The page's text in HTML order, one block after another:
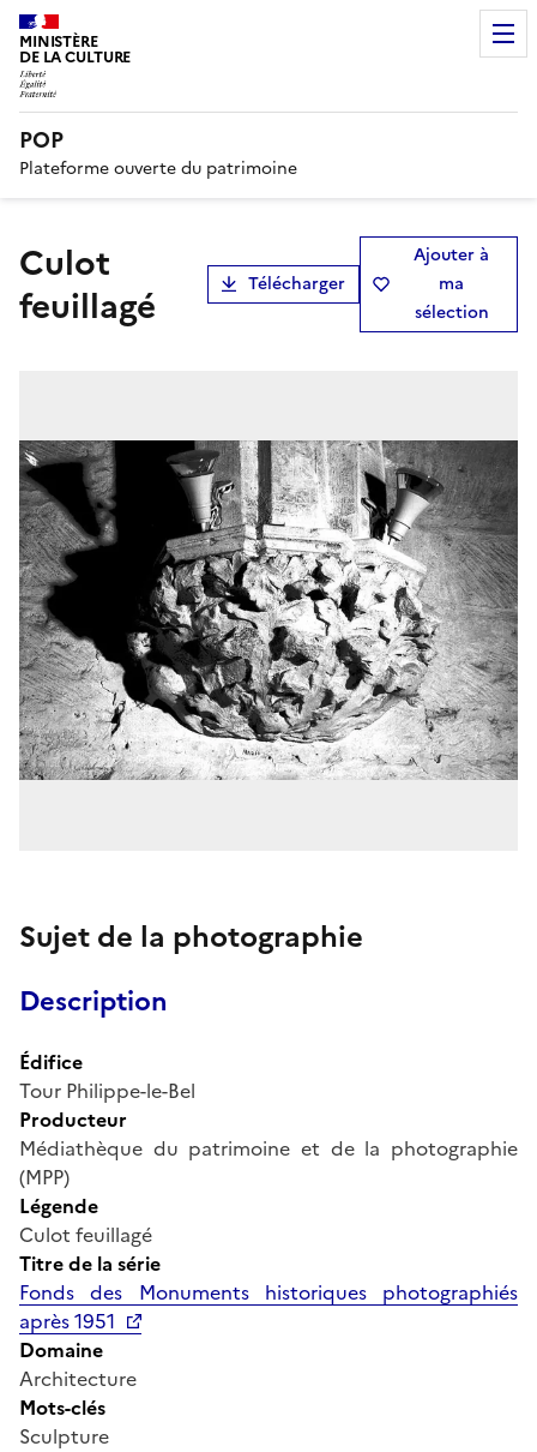
MINISTÈRE
DE LA CULTURE
POP
Plateforme ouverte du patrimoine
Culot
feuillagé
Télécharger
Ajouter à
ma
sélection
Sujet de la photographie
Description
Édifice
Tour Philippe-le-Bel
Producteur
Médiathèque du patrimoine et de la photographie
(MPP)
Légende
Culot feuillagé
Titre de la série
Fonds des Monuments historiques photographiés
après 1951
Domaine
Architecture
Mots-clés
Sculpture